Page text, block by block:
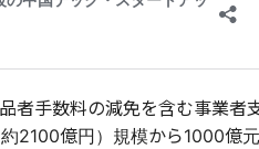
者手数料の減免を含む事業者
2100億円）規模から1000億元